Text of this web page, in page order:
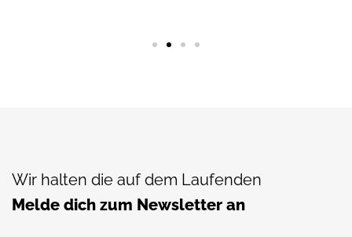
Wir halten die auf dem Laufenden
Melde dich zum Newsletter an